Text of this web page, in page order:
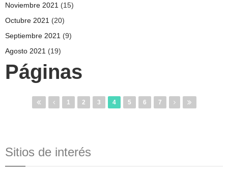
Noviembre 2021 (15)
Octubre 2021 (20)
Septiembre 2021 (9)
Agosto 2021 (19)
Páginas
1 2 3 4 5 6 7
Sitios de interés